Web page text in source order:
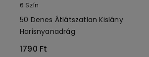
6 Szín
50 Denes Átlátszatlan Kislány
Harisnyanadrág
1790 Ft